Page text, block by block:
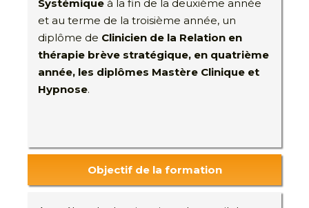
Systémique à la fin de la deuxième année
et au terme de la troisième année, un
diplôme de Clinicien de la Relation en
thérapie brève stratégique, en quatrième
année, les diplômes Mastère Clinique et
Hypnose.
Objectif de la formation